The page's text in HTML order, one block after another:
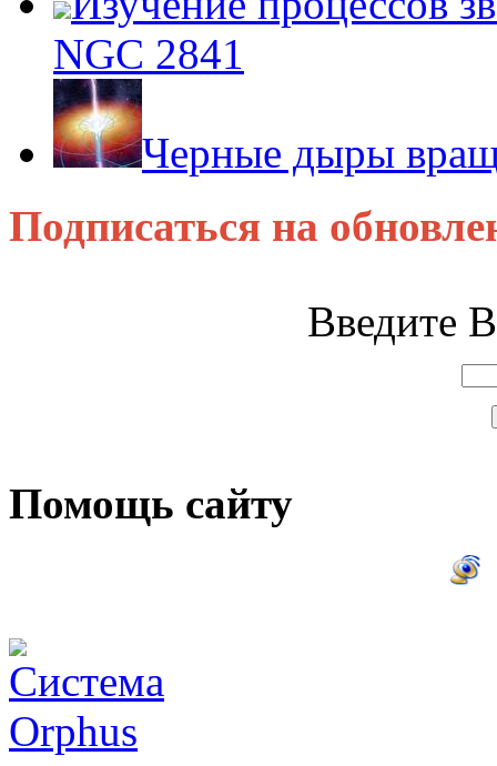
NGC 2841
Черные дыры
Подписаться на
Введите
Помощь сайту